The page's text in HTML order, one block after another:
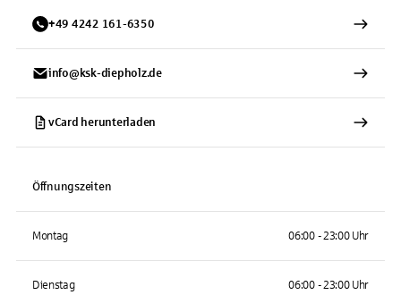
+49 4242 161-6350
info@ksk-diepholz.de
vCard herunterladen
Öffnungszeiten
Montag 06:00 - 23:00 Uhr
Dienstag 06:00 - 23:00 Uhr